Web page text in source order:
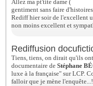
Allez ma pt'tite dame (
gentiment sans faire
Rediff hier soir de l'excellent
non moins excellent et
Rediffusion
Tiens, tiens, on dirait qu'ils
documentaire deStéphane
luxe à la française" sur LCP.
falloir que je mène l'enquête...!